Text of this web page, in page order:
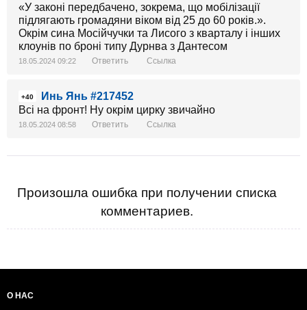
«У законі передбачено, зокрема, що мобілізації
підлягають громадяни віком від 25 до 60 років.».
Окрім сина Мосійчучки та Лисого з кварталу і інших
клоунів по броні типу Дурнва з Дантесом
18.05.2024 09:22 Ответить Ссылка
+40
Инь Янь #217452
Всі на фронт! Ну окрім цирку звичайно
18.05.2024 08:58 Ответить Ссылка
Произошла ошибка при получении списка
комментариев.
О НАС